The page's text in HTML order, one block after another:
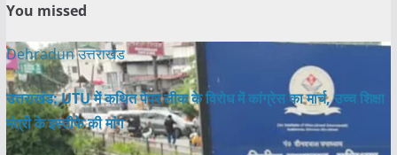
You missed
Dehradunउत्तराखंड
उत्तराखंड: UTU में कथित पेपर लीक के विरोध में कांग्रेस का मार्च, उच्च शिक्षा
मंत्री के इस्तीफे की मांग